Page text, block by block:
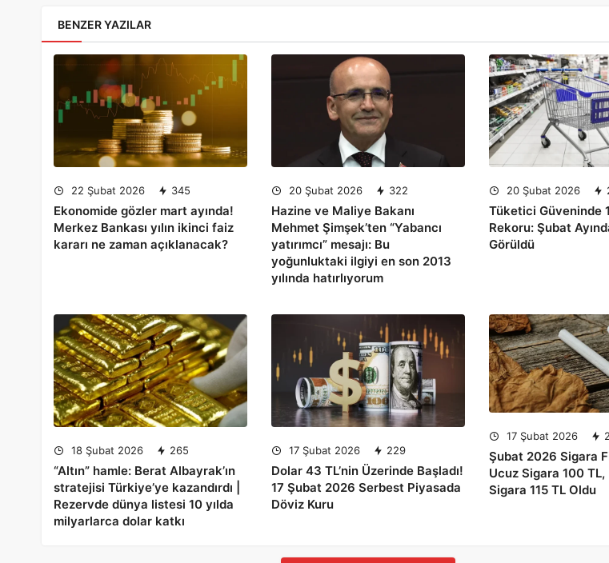
BENZER YAZILAR
22 Şubat 2026 345
Ekonomide gözler mart ayında!
Merkez Bankası yılın ikinci faiz
kararı ne zaman açıklanacak?
20 Şubat 2026 322
Hazine ve Maliye Bakanı
Mehmet Şimşek’ten “Yabancı
yatırımcı” mesajı: Bu
yoğunluktaki ilgiyi en son 2013
yılında hatırlıyorum
20 Şubat 2026
Tüketici Güveninde
Rekoru: Şubat
Görüldü
18 Şubat 2026 265
“Altın” hamle: Berat Albayrak’ın
stratejisi Türkiye’ye kazandırdı |
Rezervde dünya listesi 10 yılda
milyarlarca dolar katkı
17 Şubat 2026 229
Dolar 43 TL’nin Üzerinde Başladı!
17 Şubat 2026 Serbest Piyasada
Döviz Kuru
17 Şubat 2026
Şubat 2026 Sigara
Ucuz Sigara 100 TL,
Sigara 115 TL Oldu